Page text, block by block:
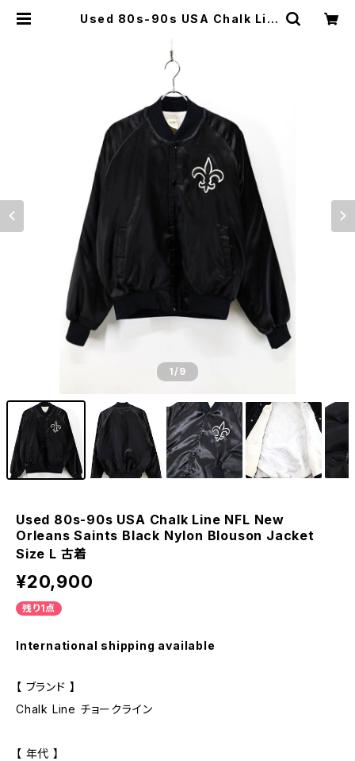
Used 80s-90s USA Chalk Lin
L 古着 | ear vintage&culture st
ore
1/9
Used 80s-90s USA Chalk Line NFL New
Orleans Saints Black Nylon Blouson Jacket
Size L 古着
¥20,900
残り1点
International shipping available
【 ブランド 】
Chalk Line チョークライン
【 年代 】